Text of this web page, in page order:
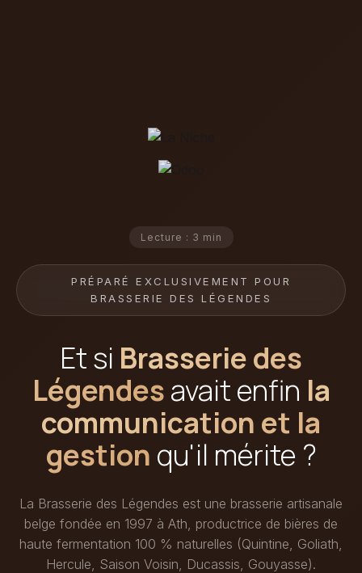
Lecture : 3 min
PRÉPARÉ EXCLUSIVEMENT POUR
BRASSERIE DES LÉGENDES
Et si Brasserie des
Légendesavait enfin la
communication et la
gestion qu'il mérite ?
La Brasserie des Légendes est une brasserie artisanale
belge fondée en 1997 à Ath, productrice de bières de
haute fermentation 100 % naturelles (Quintine, Goliath,
Hercule, Saison Voisin, Ducassis, Gouyasse).